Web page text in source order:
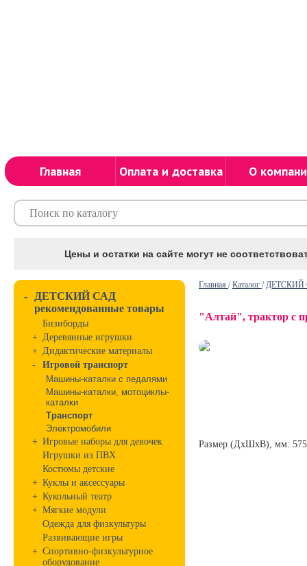
Главная Оплата и доставка О
Цены и остатки на сайте могут не
-
ДЕТСКИЙ САД
рекомендованные товары
Бизиборды
+ Деревянные игрушки
+ Дидактические материалы
-
Игровой транспорт
Машины-каталки с педалями
Машины-каталки, мотоциклы-
каталки
Транспорт
Электромобили
+ Игровые наборы для девочек
Игрушки из ПВХ
Костюмы детские
+ Куклы и аксессуары
+ Кукольный театр
+ Мягкие модули
Одежда для физкультуры
Развивающие игры
+ Спортивно-физкультурное
оборудование
Главная /Каталог /ДЕТСКИЙ
"Алтай", трактор с
Размер (ДхШхВ), мм: